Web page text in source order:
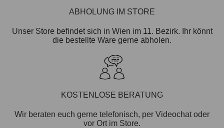
ABHOLUNG IM STORE
Unser Store befindet sich in Wien im 11. Bezirk. Ihr könnt
die bestellte Ware gerne abholen.
KOSTENLOSE BERATUNG
Wir beraten euch gerne telefonisch, per Videochat oder
vor Ort im Store.